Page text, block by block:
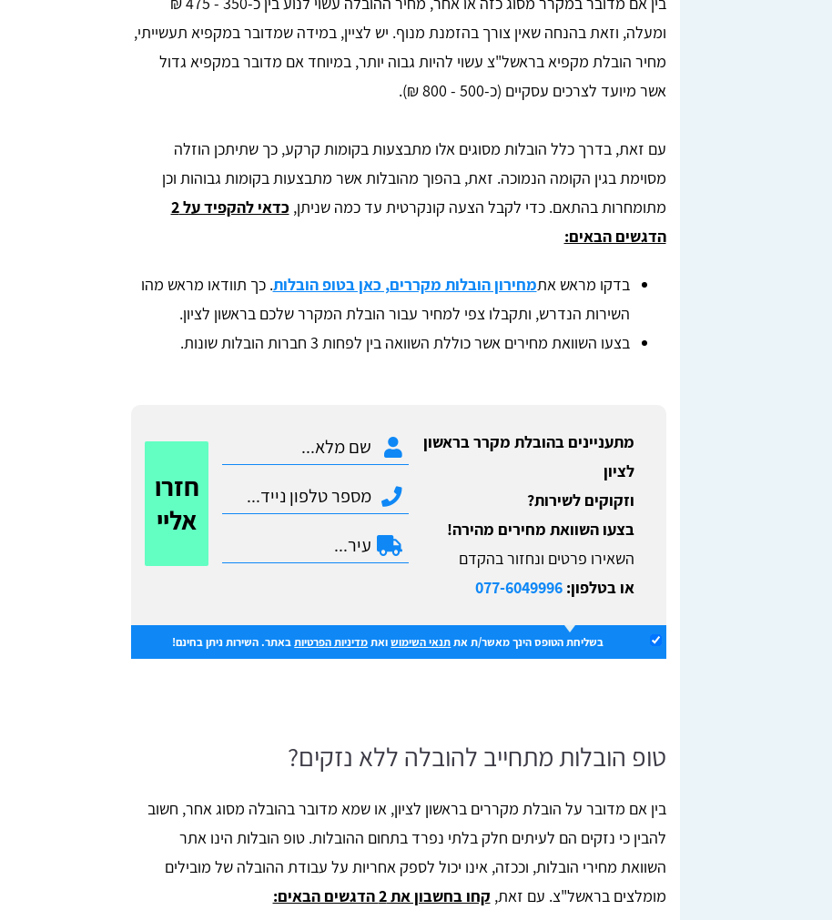
ומעלה, וזאת בהנחה שאין צורך בהזמנת מנוף. יש לציין, במידה שמדובר במקפיא תעשייתי,
מחיר הובלת מקפיא בראשל"צ עשוי להיות גבוה יותר, במיוחד אם מדובר במקפיא גדול
אשר מיועד לצרכים עסקיים (כ-500 - 800 ₪).
עם זאת, בדרך כלל הובלות מסוגים אלו מתבצעות בקומות קרקע, כך שתיתכן הוזלה
מסוימת בגין הקומה הנמוכה. זאת, בהפוך מהובלות אשר מתבצעות בקומות גבוהות וכן
מתומחרות בהתאם. כדי לקבל הצעה קונקרטית עד כמה שניתן,
כדאי להקפיד על 2
הדגשים הבאים:
בדקו מראש אתמחירון הובלות מקררים, כאן בטופ הובלות. כך תוודאו מראש מהו
השירות הנדרש, ותקבלו צפי למחיר עבור הובלת המקרר שלכם בראשון לציון.
בצעו השוואת מחירים אשר כוללת השוואה בין לפחות 3 חברות הובלות שונות.
מתעניינים בהובלת מקרר בראשון
לציון
וזקוקים לשירות?
בצעו השוואת מחירים מהירה!
השאירו פרטים ונחזור בהקדם
או בטלפון:077-6049996
חזרו
אליי
בשליחת הטופס הינך מאשר/ת אתתנאי השימושואתמדיניות הפרטיותבאתר. השירות ניתן בחינם!
טופ הובלות מתחייב להובלה ללא נזקים?
בין אם מדובר על הובלת מקררים בראשון לציון, או שמא מדובר בהובלה מסוג אחר, חשוב
להבין כי נזקים הם לעיתים חלק בלתי נפרד בתחום ההובלות. טופ הובלות הינו אתר
השוואת מחירי הובלות, וככזה, אינו יכול לספק אחריות על עבודת ההובלה של מובילים
מומלצים בראשל"צ. עם זאת, קחו בחשבון את 2 הדגשים הבאים: